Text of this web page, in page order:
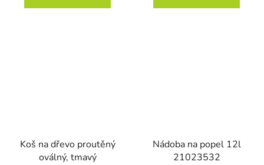
Koš na dřevo proutěný
oválný, tmavý
Nádoba na popel 12l
21023532